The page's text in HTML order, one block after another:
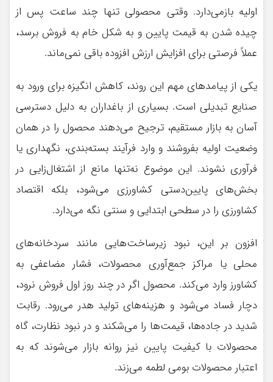
اولیه بازمی‌دارد. وقتی محصولی تنها چند ساعت پس از
چیده شدن به قیمت پایین و به شکل خام به فروش برسد،
عملاً فرصتی برای افزایش ارزش افزوده باقی نمی‌ماند.
یکی از پیامدهای مهم این روند، کاهش انگیزه برای ورود به
صنایع تبدیلی است. بسیاری از باغداران به دلیل دسترسی
آسان به بازار مستقیم، ترجیح می‌دهند محصول را در همان
وضعیت اولیه بفروشند و وارد فرآیند بسته‌بندی، نگهداری یا
فرآوری نشوند. این موضوع نه‌تنها مانع از اشتغال‌زایی در
بخش‌های پایین‌دستی کشاورزی می‌شود، بلکه اقتصاد
کشاورزی را در سطحی ابتدایی و سنتی نگه می‌دارد.
افزون بر این، نبود زیرساخت‌هایی مانند سردخانه‌های
محلی یا مراکز جمع‌آوری محصولات، فشار مضاعفی به
کشاورز وارد می‌کند. محصول اگر در چند روز اول فروش نرود،
دچار فساد می‌شود و هزینه‌های تولید هدر می‌رود. رقابت
شدید در جاده‌ها، قیمت‌ها را می‌شکند و در نبود نظارت، گاه
محصولات با کیفیت پایین نیز روانه بازار می‌شوند که به
اعتبار محصولات بومی لطمه می‌زند.